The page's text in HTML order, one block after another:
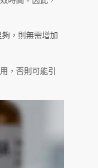
，則無需增加
，否則可能引